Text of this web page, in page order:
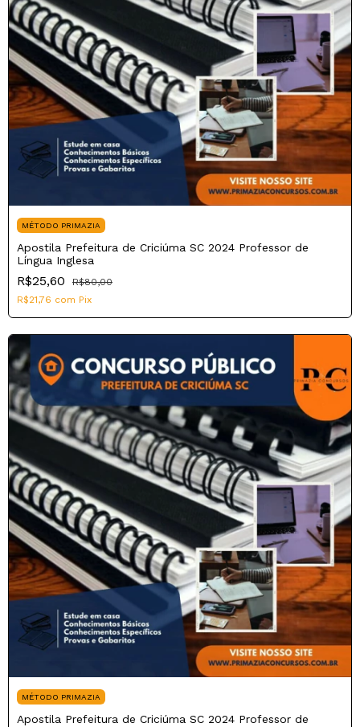
MÉTODO PRIMAZIA
Apostila Prefeitura de Criciúma SC 2024 Professor de
Língua Inglesa
R$25,60
R$80,00
R$21,76 com Pix
MÉTODO PRIMAZIA
Apostila Prefeitura de Criciúma SC 2024 Professor de